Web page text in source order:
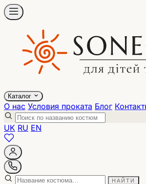
Каталог
О нас Условия проката Блог
UK RU EN
НАЙТИ